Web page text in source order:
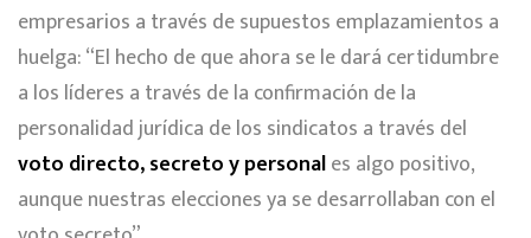
empresarios a través de supuestos emplazamientos a
huelga: “El hecho de que ahora se le dará certidumbre
a los líderes a través de la confirmación de la
personalidad jurídica de los sindicatos a través del
voto directo, secreto y personales algo positivo,
aunque nuestras elecciones ya se desarrollaban con el